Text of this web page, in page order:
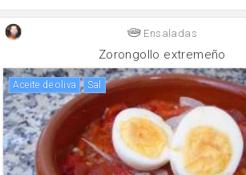
Ensaladas
Zorongollo extremeño
aceite de oliva sal